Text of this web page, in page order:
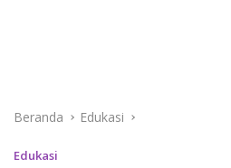
Beranda Edukasi
Edukasi